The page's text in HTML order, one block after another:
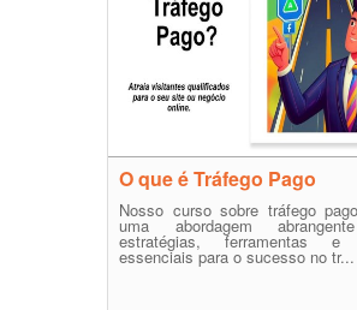
O que é Tráfego Pago
Nosso curso sobre tráfego
uma abordagem
estratégias, ferramentas e
essenciais para o sucesso no tr...